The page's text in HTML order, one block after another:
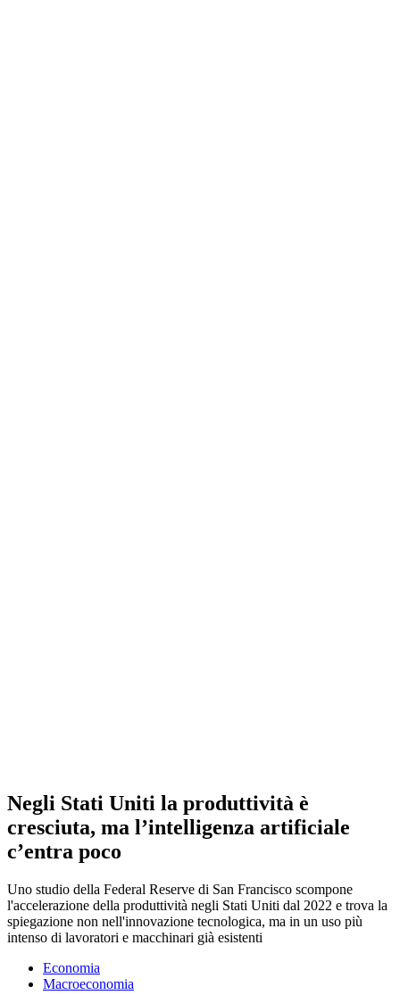
Negli Stati Uniti la produttività è
cresciuta, ma l’intelligenza artificiale
c’entra poco
Uno studio della Federal Reserve di San Francisco scompone
l'accelerazione della produttività negli Stati Uniti dal 2022 e trova la
spiegazione non nell'innovazione tecnologica, ma in un uso più
intenso di lavoratori e macchinari già esistenti
Economia
Macroeconomia